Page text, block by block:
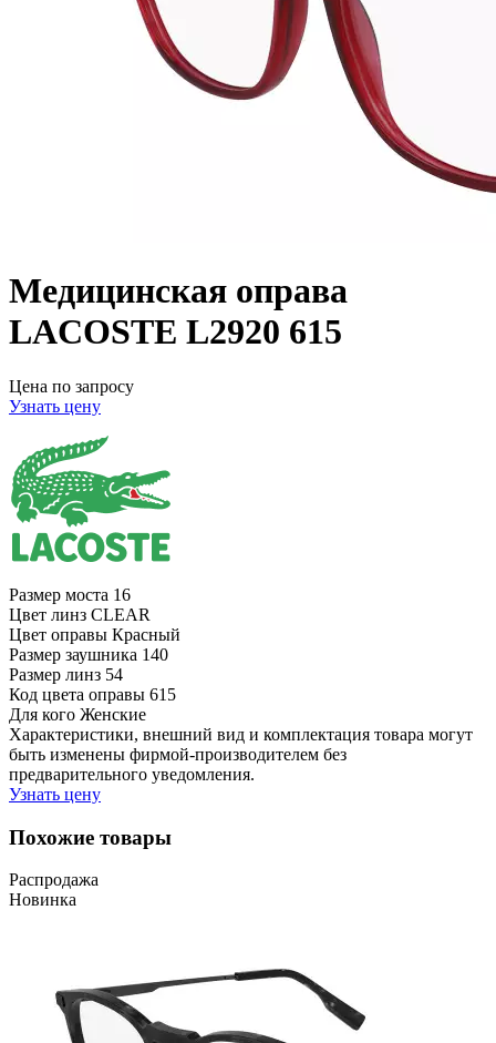
Медицинская оправа
LACOSTE L2920 615
Цена по запросу
Узнать цену
Размер моста 16
Цвет линз CLEAR
Цвет оправы Красный
Размер заушника 140
Размер линз 54
Код цвета оправы 615
Для кого Женские
Характеристики, внешний вид и комплектация товара могут
быть изменены фирмой-производителем без
предварительного уведомления.
Узнать цену
Похожие товары
Распродажа
Новинка